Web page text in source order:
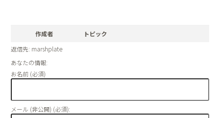
作成者
トピック
返信先: marshplate
あなたの情報:
お名前 (必須)
メール (非公開) (必須):